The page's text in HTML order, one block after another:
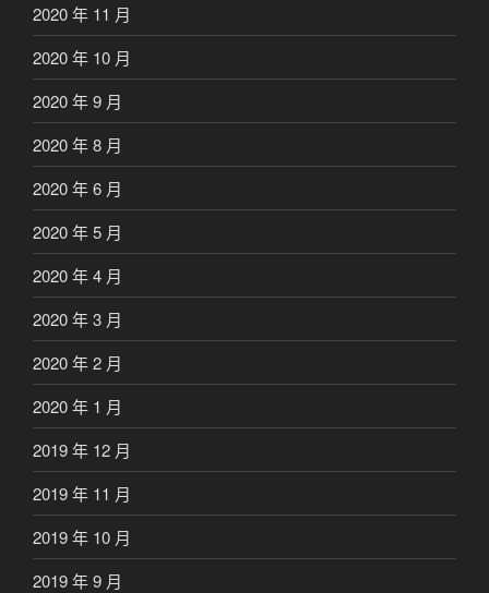
2020 年 11 月
2020 年 10 月
2020 年 9 月
2020 年 8 月
2020 年 6 月
2020 年 5 月
2020 年 4 月
2020 年 3 月
2020 年 2 月
2020 年 1 月
2019 年 12 月
2019 年 11 月
2019 年 10 月
2019 年 9 月